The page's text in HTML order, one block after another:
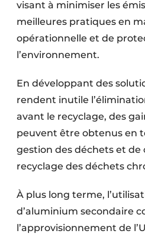
visant à minimiser les
meilleures pratiques en
opérationnelle et de
l’environnement.
En développant des
rendent inutile
avant le recyclage, des
peuvent être obtenus en
gestion des déchets et de
recyclage des déchets
À plus long terme,
d’aluminium secondaire
l’approvisionnement de